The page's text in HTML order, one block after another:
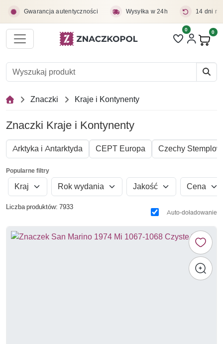
Gwarancja autentyczności Wysyłka w 24h 14 dni
Liczba pozycji
0 0
Znaczki Kraje i Kontynenty
Znaczki Kraje i Kontynenty
Arktyka i Antarktyda CEPT Europa Czechy
Popularne filtry
Kraj Rok wydania Jakość Cena
Liczba produktów: 7933
Auto-doładowanie